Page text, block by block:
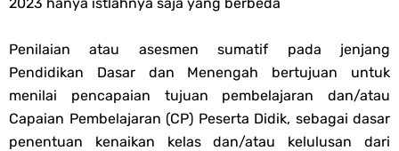
Qur'an Hadis PPG 2025
Soal OMI Geografi Terintegrasi Jenjang MA
Soal OMI Ekonomi Terintegrasi Jenjang MA
Soal OMI KIMIA Terintegrasi Jenjang MA
Penilaian atau asesmen sumatif pada jenjang
Pendidikan Dasar dan Menengah bertujuan untuk
menilai pencapaian tujuan pembelajaran dan/atau
Capaian Pembelajaran (CP) Peserta Didik, sebagai dasar
penentuan kenaikan kelas dan/atau kelulusan dari